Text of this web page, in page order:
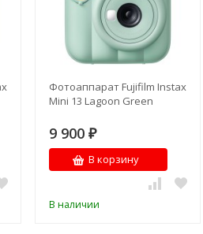
Фотоаппарат Fujifilm Instax
Mini 13 Lagoon Green
9 900 ₽
В корзину
В наличии